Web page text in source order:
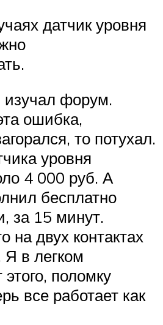
датчик уровня
изучал форум.
ошибка,
то потухал.
уровня
4 000 руб. А
бесплатно
за 15 минут.
на двух контактах
в легком
поломку
все работает как